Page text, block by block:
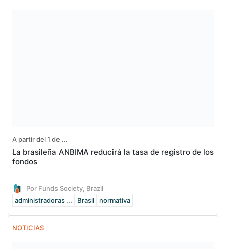
A partir del 1 de ...
La brasileña ANBIMA reducirá la tasa de registro de los
fondos
Por Funds Society, Brazil
administradoras ...
Brasil normativa
NOTICIAS